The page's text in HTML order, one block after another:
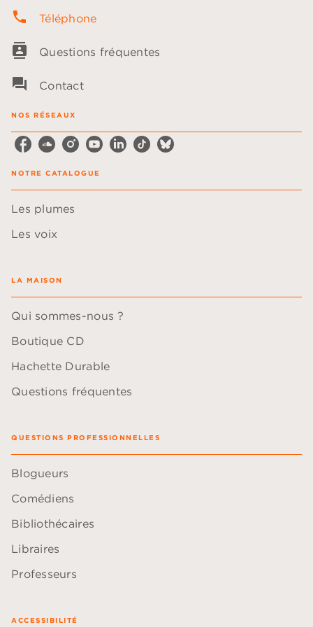
phone Téléphone
contacts Questions fréquentes
question_answer Contact
NOS RÉSEAUX
NOTRE CATALOGUE
Les plumes
Les voix
LA MAISON
Qui sommes-nous ?
Boutique CD
Hachette Durable
Questions fréquentes
QUESTIONS PROFESSIONNELLES
Blogueurs
Comédiens
Bibliothécaires
Libraires
Professeurs
ACCESSIBILITÉ